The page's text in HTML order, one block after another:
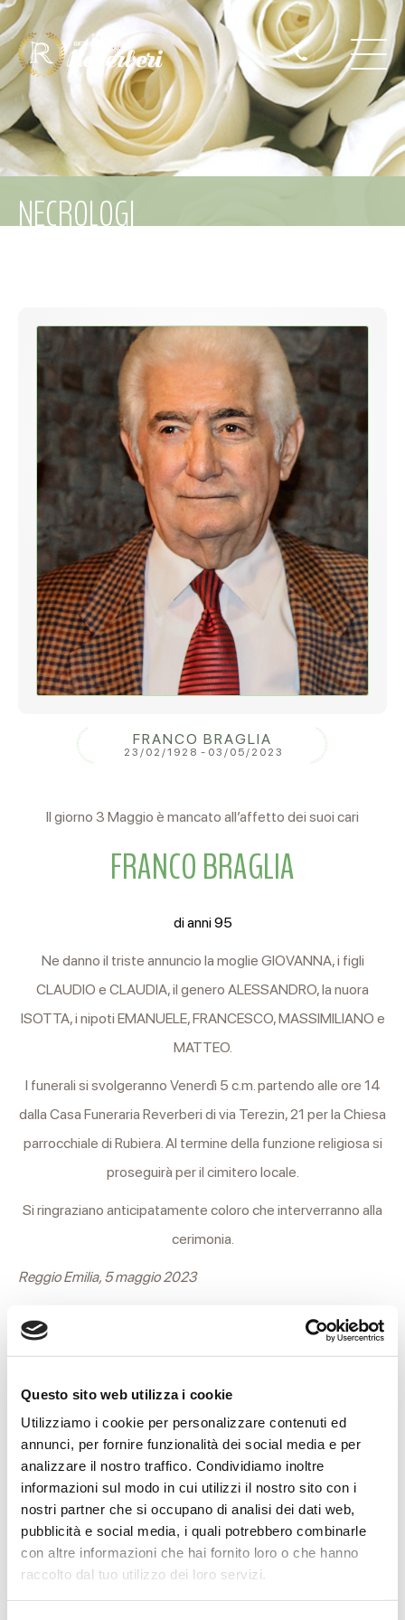
Questo sito web utilizza i cookie
Utilizziamo i cookie per personalizzare contenuti ed
annunci, per fornire funzionalità dei social media e per
analizzare il nostro traffico. Condividiamo inoltre
informazioni sul modo in cui utilizzi il nostro sito con i
nostri partner che si occupano di analisi dei dati web,
pubblicità e social media, i quali potrebbero combinarle
con altre informazioni che hai fornito loro o che hanno
raccolto dal tuo utilizzo dei loro servizi.
NECROLOGI
FRANCO BRAGLIA
23/02/1928 - 03/05/2023
Il giorno 3 Maggio è mancato all’affetto dei suoi cari
FRANCO BRAGLIA
di anni 95
Ne danno il triste annuncio la moglie GIOVANNA, i figli
CLAUDIO e CLAUDIA, il genero ALESSANDRO, la nuora
ISOTTA, i nipoti EMANUELE, FRANCESCO, MASSIMILIANO e
MATTEO.
I funerali si svolgeranno Venerdì 5 c.m. partendo alle ore 14
dalla Casa Funeraria Reverberi di via Terezin, 21 per la Chiesa
parrocchiale di Rubiera. Al termine della funzione religiosa si
proseguirà per il cimitero locale.
Si ringraziano anticipatamente coloro che interverranno alla
cerimonia.
Reggio Emilia, 5 maggio 2023
FERIALI
8.30 18.30
CONDIVIDI